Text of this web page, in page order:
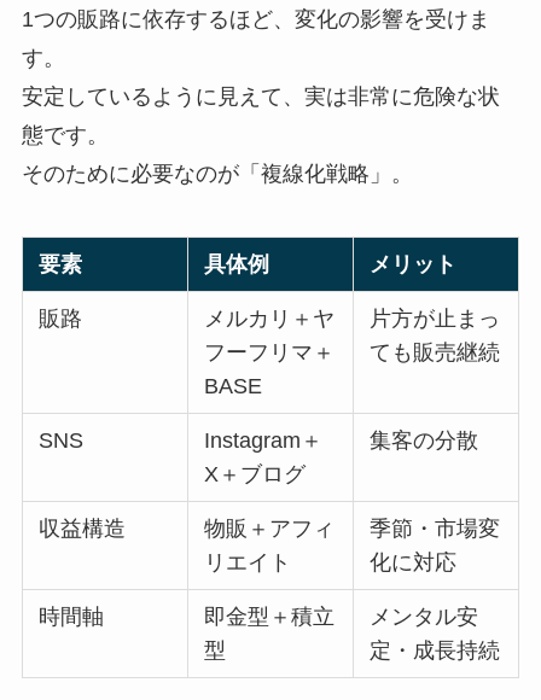
1つの販路に依存するほど、変化の影響を受けま
す。
安定しているように見えて、実は非常に危険な状
態です。
そのために必要なのが「複線化戦略」。
要素 具体例 メリット
販路
メルカリ＋ヤ
フーフリマ＋
BASE
片方が止まっ
ても販売継続
SNS
Instagram＋
X＋ブログ
集客の分散
収益構造
物販＋アフィ
リエイト
季節・市場変
化に対応
時間軸
即金型＋積立
型
メンタル安
定・成長持続